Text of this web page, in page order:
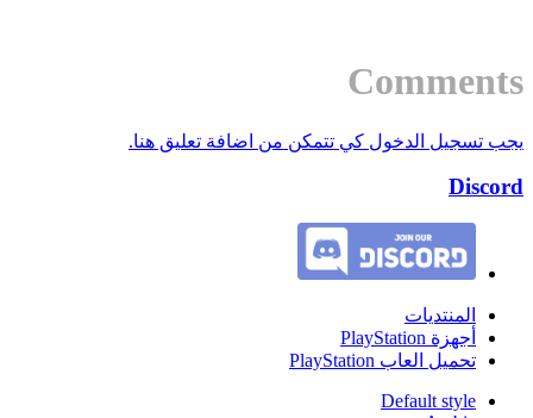
Comments
يجب تسجيل الدخول كي تتمكن من اضافة تعليق هنا.
Discord
المنتديات
أجهزة PlayStation
تحميل العاب PlayStation
Default style